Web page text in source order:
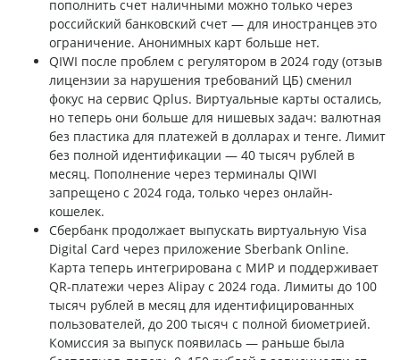
пополнить счет наличными можно только через
российский банковский счет — для иностранцев это
ограничение. Анонимных карт больше нет.
QIWI после проблем с регулятором в 2024 году (отзыв
лицензии за нарушения требований ЦБ) сменил
фокус на сервис Qplus. Виртуальные карты остались,
но теперь они больше для нишевых задач: валютная
без пластика для платежей в долларах и тенге. Лимит
без полной идентификации — 40 тысяч рублей в
месяц. Пополнение через терминалы QIWI
запрещено с 2024 года, только через онлайн-
кошелек.
Сбербанк продолжает выпускать виртуальную Visa
Digital Card через приложение Sberbank Online.
Карта теперь интегрирована с МИР и поддерживает
QR-платежи через Alipay с 2024 года. Лимиты до 100
тысяч рублей в месяц для идентифицированных
пользователей, до 200 тысяч с полной биометрией.
Комиссия за выпуск появилась — раньше была